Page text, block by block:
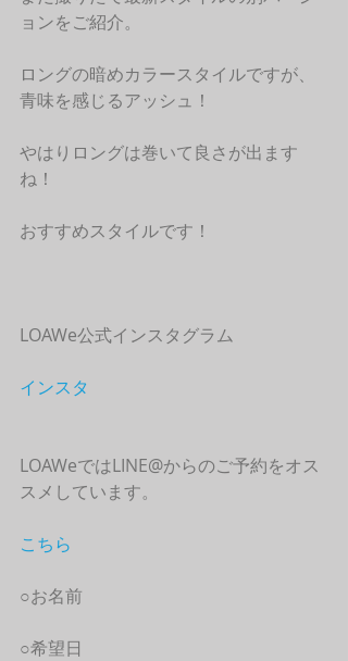
ョンをご紹介。
ロングの暗めカラースタイルですが、
青味を感じるアッシュ！
やはりロングは巻いて良さが出ます
ね！
おすすめスタイルです！
LOAWe公式インスタグラム
インスタ
LOAWeではLINE@からのご予約をオス
スメしています。
こちら
○お名前
○希望日